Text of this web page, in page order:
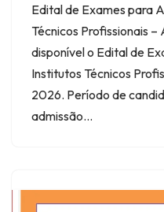
Edital de Exames para
Técnicos Profissionais
disponível o Edital de
Institutos Técnicos
2026. Período de
admissão…